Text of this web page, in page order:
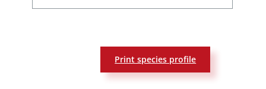
Print species profile